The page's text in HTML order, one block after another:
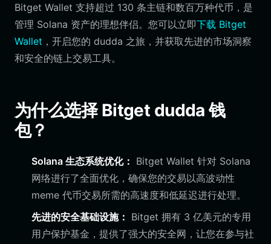
Bitget Wallet 支持超过 130 条主链和数百万种代币，是
管理 Solana 资产的理想伴侣。您可以立即下载 Bitget
Wallet ，开启您的 dudda 之旅，并获取先进的市场洞察
和安全的链上交易工具。
为什么选择 Bitget dudda 钱
包？
Solana 生态系统优化： Bitget Wallet 针对 Solana
网络进行了全面优化，确保您的交易以高波动性
meme 代币交易所需的高速度和低延迟进行处理。
先进的安全基础设施： Bitget 拥有 3 亿美元的专用
用户保护基金，提供了强大的安全网，让您在参与社